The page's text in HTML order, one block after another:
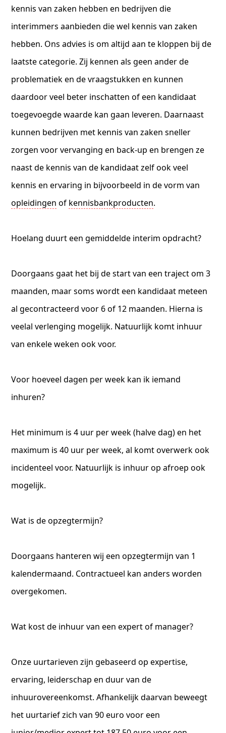
kennis van zaken hebben en bedrijven die
interimmers aanbieden die wel kennis van zaken
hebben. Ons advies is om altijd aan te kloppen bij de
laatste categorie. Zij kennen als geen ander de
problematiek en de vraagstukken en kunnen
daardoor veel beter inschatten of een kandidaat
toegevoegde waarde kan gaan leveren. Daarnaast
kunnen bedrijven met kennis van zaken sneller
zorgen voor vervanging en back-up en brengen ze
naast de kennis van de kandidaat zelf ook veel
kennis en ervaring in bijvoorbeeld in de vorm van
opleidingen of kennisbankproducten.
Hoelang duurt een gemiddelde interim opdracht?
Doorgaans gaat het bij de start van een traject om 3
maanden, maar soms wordt een kandidaat meteen
al gecontracteerd voor 6 of 12 maanden. Hierna is
veelal verlenging mogelijk. Natuurlijk komt inhuur
van enkele weken ook voor.
Voor hoeveel dagen per week kan ik iemand
inhuren?
Het minimum is 4 uur per week (halve dag) en het
maximum is 40 uur per week, al komt overwerk ook
incidenteel voor. Natuurlijk is inhuur op afroep ook
mogelijk.
Wat is de opzegtermijn?
Doorgaans hanteren wij een opzegtermijn van 1
kalendermaand. Contractueel kan anders worden
overgekomen.
Wat kost de inhuur van een expert of manager?
Onze uurtarieven zijn gebaseerd op expertise,
ervaring, leiderschap en duur van de
inhuurovereenkomst. Afhankelijk daarvan beweegt
het uurtarief zich van 90 euro voor een